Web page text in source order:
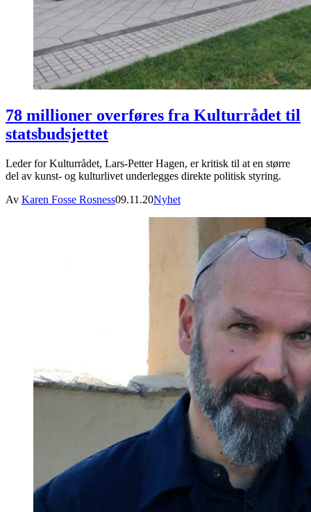
78 millioner overføres fra Kulturrådet til
statsbudsjettet
Leder for Kulturrådet, Lars-Petter Hagen, er kritisk til at en større
del av kunst- og kulturlivet underlegges direkte politisk styring.
Av Karen Fosse Rosness09.11.20Nyhet